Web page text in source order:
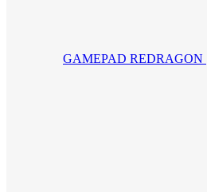
دسته بازی بی سیم ردراگون GAMEPAD REDRAGON